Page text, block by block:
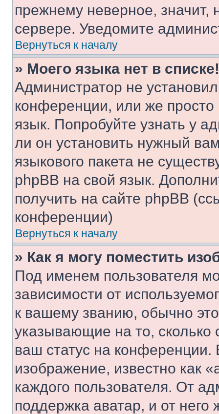
прежнему неверное, значит,
сервере. Уведомите
Вернуться к началу
» Моего языка нет в списке!
Администратор не
конференции, или же
язык. Попробуйте узнать у
ли он установить нужный
языкового пакета не
phpBB на свой язык.
получить на сайте phpBB
конференции)
Вернуться к началу
» Как я могу поместить
Под именем пользователя
зависимости от
к вашему званию, обычно это
указывающие на то,
ваш статус на
изображение, известно как
каждого пользователя. От
поддержка аватар, и от него